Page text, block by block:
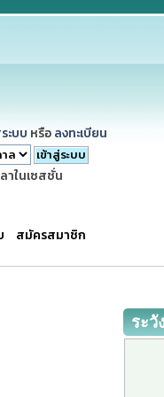
ะบบ หรือ ลงทะเบียน
าในเซสชั่น
สมัครสมาชิก
ระวั